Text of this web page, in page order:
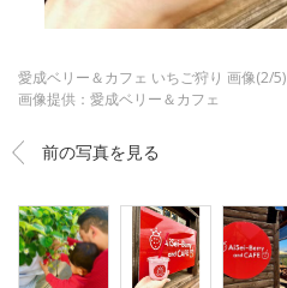
愛成ベリー＆カフェ いちご狩り 画像(2/5)
画像提供：愛成ベリー＆カフェ
前の写真を見る